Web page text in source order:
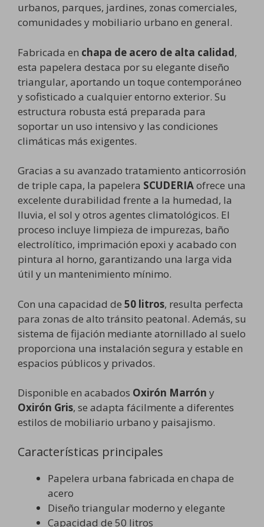
urbanos, parques, jardines, zonas comerciales,
comunidades y mobiliario urbano en general.
Fabricada en chapa de acero de alta calidad,
esta papelera destaca por su elegante diseño
triangular, aportando un toque contemporáneo
y sofisticado a cualquier entorno exterior. Su
estructura robusta está preparada para
soportar un uso intensivo y las condiciones
climáticas más exigentes.
Gracias a su avanzado tratamiento anticorrosión
de triple capa, la papelera SCUDERIAofrece una
excelente durabilidad frente a la humedad, la
lluvia, el sol y otros agentes climatológicos. El
proceso incluye limpieza de impurezas, baño
electrolítico, imprimación epoxi y acabado con
pintura al horno, garantizando una larga vida
útil y un mantenimiento mínimo.
Con una capacidad de 50 litros, resulta perfecta
para zonas de alto tránsito peatonal. Además, su
sistema de fijación mediante atornillado al suelo
proporciona una instalación segura y estable en
espacios públicos y privados.
Disponible en acabados Oxirón Marrón y
Oxirón Gris, se adapta fácilmente a diferentes
estilos de mobiliario urbano y paisajismo.
Características principales
Papelera urbana fabricada en chapa de
acero
Diseño triangular moderno y elegante
Capacidad de 50 litros